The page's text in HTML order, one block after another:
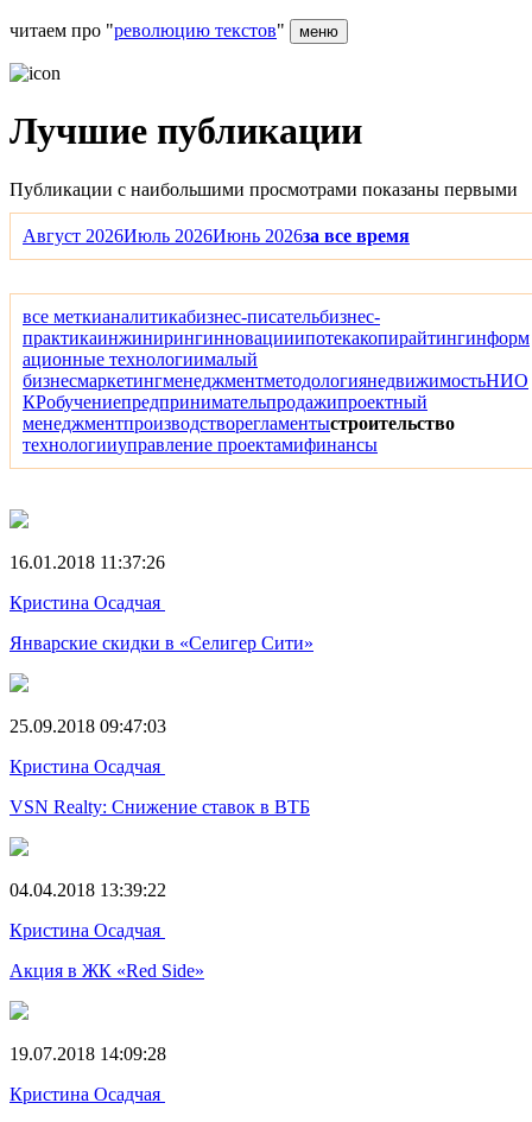
читаем про "революцию текстов" меню
Лучшие публикации
Публикации с наибольшими просмотрами показаны первыми
Август 2026Июль 2026Июнь 2026за все время
все меткианалитикабизнес-писательбизнес-
практикаинжинирингинновацииипотекакопирайтингинформ
ационные технологиималый
бизнесмаркетингменеджментметодологиянедвижимостьНИО
КРобучениепредпринимательпродажипроектный
менеджментпроизводстворегламентыстроительство
технологииуправление проектамифинансы
16.01.2018 11:37:26
Кристина Осадчая
Январские скидки в «Селигер Сити»
25.09.2018 09:47:03
Кристина Осадчая
VSN Realty: Снижение ставок в ВТБ
04.04.2018 13:39:22
Кристина Осадчая
Акция в ЖК «Red Side»
19.07.2018 14:09:28
Кристина Осадчая